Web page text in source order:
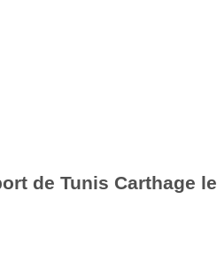
de Tunis Carthage le